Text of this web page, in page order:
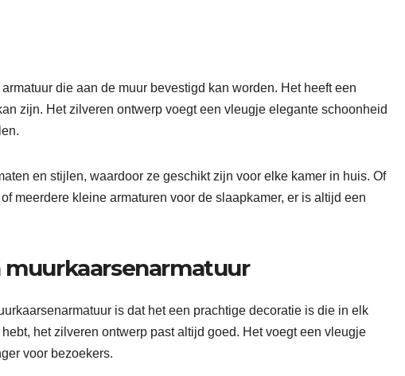
die aan de muur bevestigd kan worden. Het heeft een
zijn. Het zilveren ontwerp voegt een vleugje elegante schoonheid
en stijlen, waardoor ze geschikt zijn voor elke kamer in huis. Of
meerdere kleine armaturen voor de slaapkamer, er is altijd een
muurkaarsenarmatuur
is dat het een prachtige decoratie is die in elk
het zilveren ontwerp past altijd goed. Het voegt een vleugje
voor bezoekers.